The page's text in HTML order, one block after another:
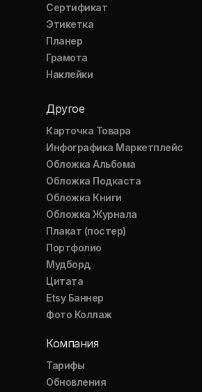
Сертификат
Этикетка
Планер
Грамота
Наклейки
Другое
Карточка Товара
Инфографика Маркетплейс
Обложка Альбома
Обложка Подкаста
Обложка Книги
Обложка Журнала
Плакат (постер)
Портфолио
Мудборд
Цитата
Etsy Баннер
Фото Коллаж
Компания
Тарифы
Обновления